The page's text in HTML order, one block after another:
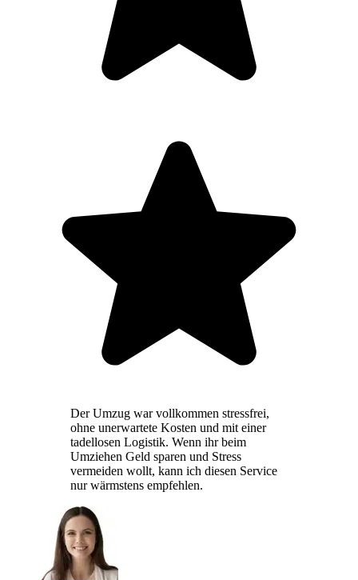
Der Umzug war vollkommen stressfrei,
ohne unerwartete Kosten und mit einer
tadellosen Logistik. Wenn ihr beim
Umziehen Geld sparen und Stress
vermeiden wollt, kann ich diesen Service
nur wärmstens empfehlen.